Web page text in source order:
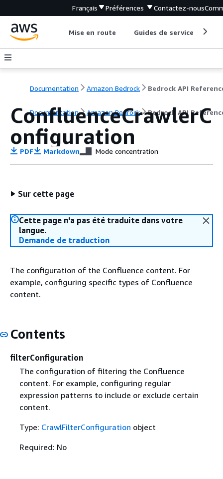
Français Préférences Contactez-nous
Mise en route Guides de service
Documentation Amazon Bedrock Bedrock API
Documentation Amazon Bedrock Bedrock API
ConfluenceCrawlerC
onfiguration
PDF Markdown Mode concentration
Sur cette page
Cette page n'a pas été traduite dans votre
langue.
Demande de traduction
The configuration of the Confluence content. For
example, configuring specific types of Confluence
content.
Contents
filterConfiguration
The configuration of filtering the Confluence
content. For example, configuring regular
expression patterns to include or exclude certain
content.
Type: CrawlFilterConfiguration object
Required: No